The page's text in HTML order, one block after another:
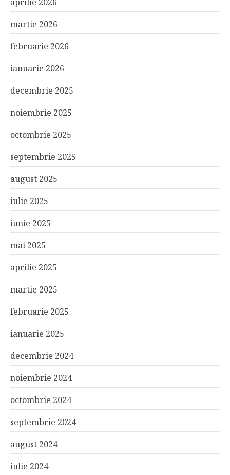
martie 2026
februarie 2026
ianuarie 2026
decembrie 2025
noiembrie 2025
octombrie 2025
septembrie 2025
august 2025
iulie 2025
iunie 2025
mai 2025
aprilie 2025
martie 2025
februarie 2025
ianuarie 2025
decembrie 2024
noiembrie 2024
octombrie 2024
septembrie 2024
august 2024
iulie 2024